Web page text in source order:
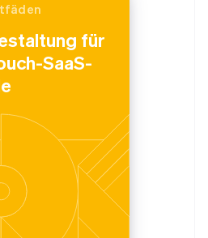
für
SaaS-